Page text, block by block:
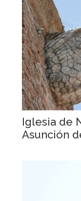
Iglesia de
Asunción